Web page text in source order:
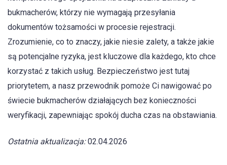
bukmacherów, którzy nie wymagają przesyłania
dokumentów tożsamości w procesie rejestracji.
Zrozumienie, co to znaczy, jakie niesie zalety, a także jakie
są potencjalne ryzyka, jest kluczowe dla każdego, kto chce
korzystać z takich usług. Bezpieczeństwo jest tutaj
priorytetem, a nasz przewodnik pomoże Ci nawigować po
świecie bukmacherów działających bez konieczności
weryfikacji, zapewniając spokój ducha czas na obstawiania.
Ostatnia aktualizacja:02.04.2026